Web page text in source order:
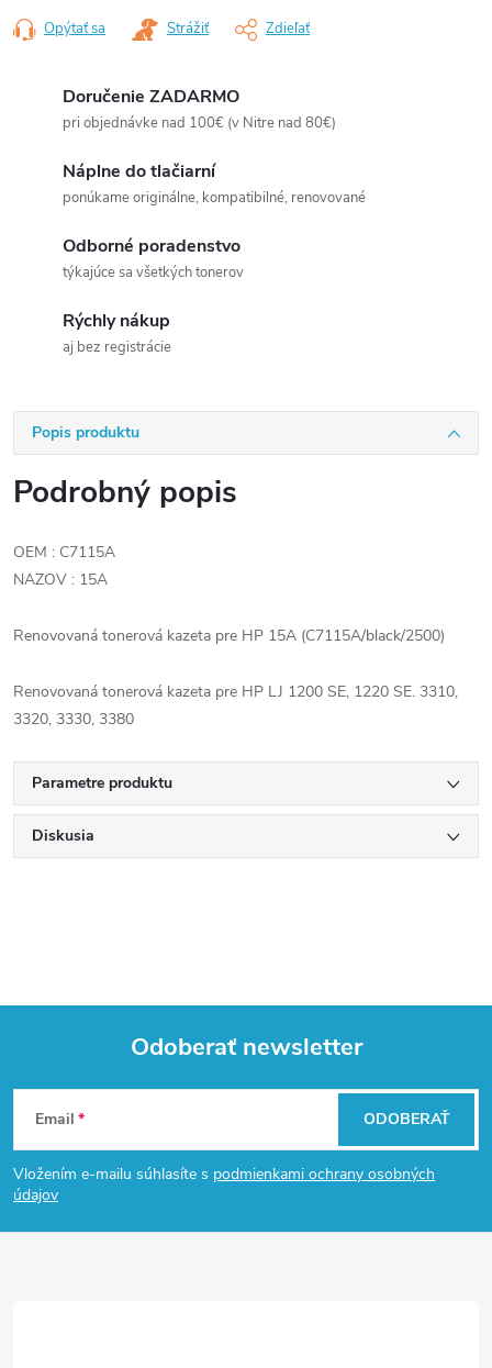
Opýtať sa Strážiť Zdieľať
Doručenie ZADARMO
pri objednávke nad 100€ (v Nitre nad 80€)
Náplne do tlačiarní
ponúkame originálne, kompatibilné, renovované
Odborné poradenstvo
týkajúce sa všetkých tonerov
Rýchly nákup
aj bez registrácie
Popis produktu
Podrobný popis
OEM : C7115A
NAZOV : 15A
Renovovaná tonerová kazeta pre HP 15A (C7115A/black/2500)
Renovovaná tonerová kazeta pre HP LJ 1200 SE, 1220 SE. 3310,
3320, 3330, 3380
Parametre produktu
Diskusia
Z
á
p
Odoberať newsletter
Email
Vložením e-mailu súhlasíte s podmienkami ochrany osobných
údajov
ODOBERAŤ